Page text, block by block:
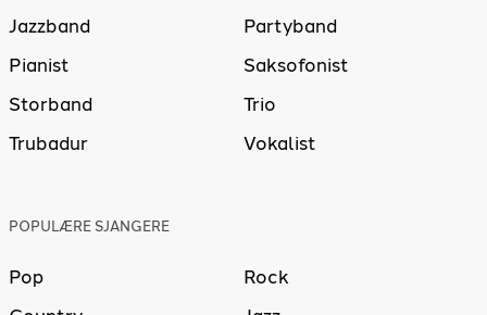
Jazzband
Partyband
Pianist
Saksofonist
Storband
Trio
Trubadur
Vokalist
POPULÆRE SJANGERE
Pop
Rock